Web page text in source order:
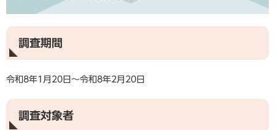
調査期間
令和8年1月20日～令和8年2月20日
調査対象者